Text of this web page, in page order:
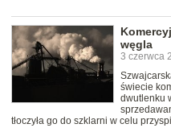
węgla
3 czerwca
świecie
dwutlenku
tłoczyła go do szklarni w celu